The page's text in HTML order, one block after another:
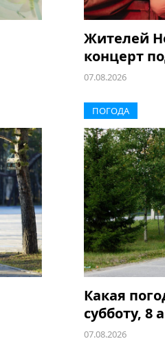
Жителей
концерт
07.08.2026
ПОГОДА
Какая
субботу, 8
07.08.2026